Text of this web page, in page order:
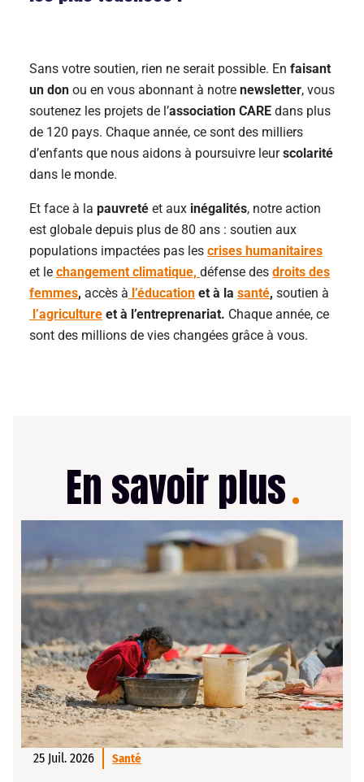
Sans votre soutien, rien ne serait possible. En faisant
un don ou en vous abonnant à notre newsletter, vous
soutenez les projets de l’association CARE dans plus
de 120 pays. Chaque année, ce sont des milliers
d’enfants que nous aidons à poursuivre leurscolarité
dans le monde.
Et face à la pauvreté et aux inégalités, notre action
est globale depuis plus de 80 ans : soutien aux
populations impactées pas les crises humanitaires
et le changement climatique, défense des droits des
femmes, accès à l’éducation et à la santé, soutien à
l’agriculture et à l’entreprenariat. Chaque année, ce
sont des millions de vies changées grâce à vous.
En savoir plus
25 Juil. 2026 Santé